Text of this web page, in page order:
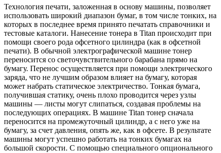
Технология печати, заложенная в основу машины, позволяет
использовать широкий диапазон бумаг, в том числе тонких, на
которых в последнее время принято печатать справочники и
тестовые каталоги. Нанесение тонера в Titan происходит при
помощи своего рода офсетного цилиндра (как в офсетной
печати). В обычной электрографической машине тонер
переносится со светочувствительного барабана прямо на
бумагу. Перенос осуществляется при помощи электрического
заряда, что не лучшим образом влияет на бумагу, которая
может набрать статическое электричество. Тонкая бумага,
получившая статику, очень плохо проводится через узлы
машины — листы могут слипаться, создавая проблемы на
последующих операциях. В машине Titan тонер сначала
переносится на промежуточный цилиндр, а с него уже на
бумагу, за счет давления, опять же, как в офсете. В результате
машины могут успешно работать на тонких бумагах на
большой скорости. С помощью специального опционального